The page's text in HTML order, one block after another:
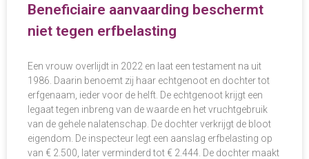
Beneficiaire aanvaarding beschermt
niet tegen erfbelasting
Een vrouw overlijdt in 2022 en laat een testament na uit
1986. Daarin benoemt zij haar echtgenoot en dochter tot
erfgenaam, ieder voor de helft. De echtgenoot krijgt een
legaat tegen inbreng van de waarde en het vruchtgebruik
van de gehele nalatenschap. De dochter verkrijgt de bloot
eigendom. De inspecteur legt een aanslag erfbelasting op
van € 2.500, later verminderd tot € 2.444. De dochter maakt